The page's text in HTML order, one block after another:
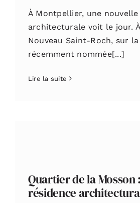
À Montpellier, une
architecturale voit le jour.
Nouveau Saint-Roch, sur
récemment nommée[...]
Lire la suite
Quartier de la Mosson
résidence